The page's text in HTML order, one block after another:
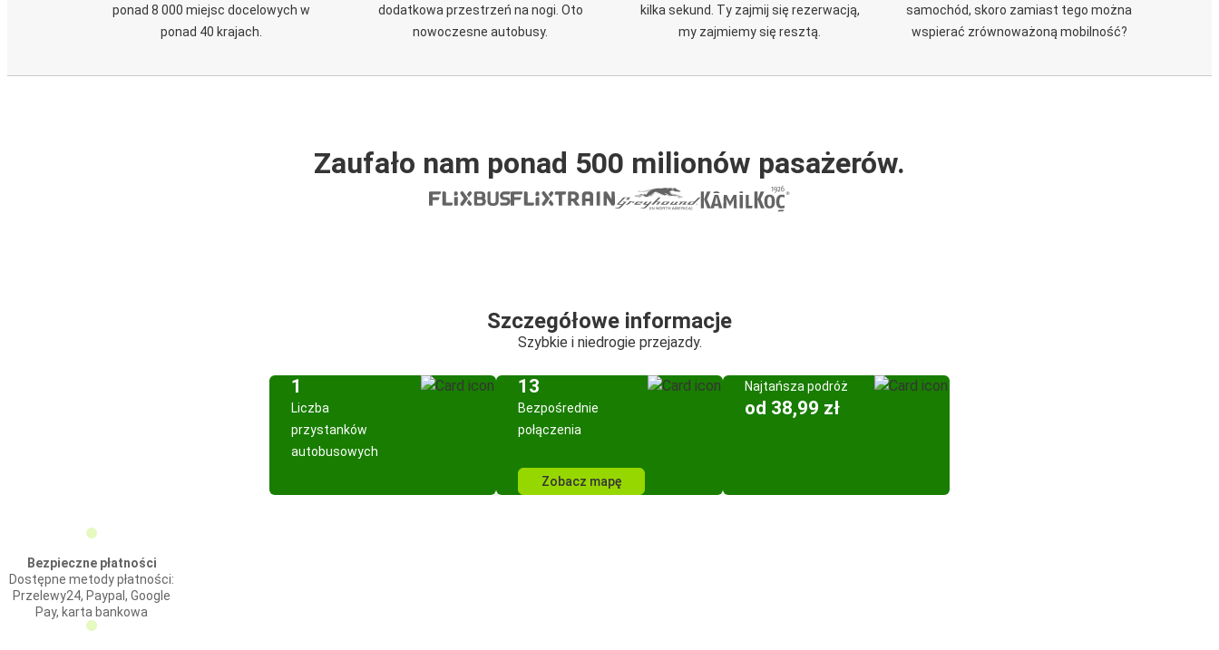
ponad 8 000 miejsc docelowych w
ponad 40 krajach.
dodatkowa przestrzeń na nogi. Oto
nowoczesne autobusy.
kilka sekund. Ty zajmij się rezerwacją,
my zajmiemy się resztą.
samochód, skoro zamiast tego można
wspierać zrównoważoną mobilność?
Zaufało nam ponad 500 milionów pasażerów.
Szczegółowe informacje
Szybkie i niedrogie przejazdy.
1
Liczba
przystanków
autobusowych
13
Bezpośrednie
połączenia
Zobacz mapę
Najtańsza podróż
od 38,99 zł
Bezpieczne płatności
Dostępne metody płatności:
Przelewy24, Paypal, Google
Pay, karta bankowa